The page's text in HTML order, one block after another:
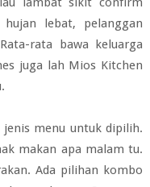
hujan lebat, pelanggan
rata bawa keluarga
juga lah Mios Kitchen
menu untuk dipilih.
makan apa malam tu.
Ada pilihan kombo